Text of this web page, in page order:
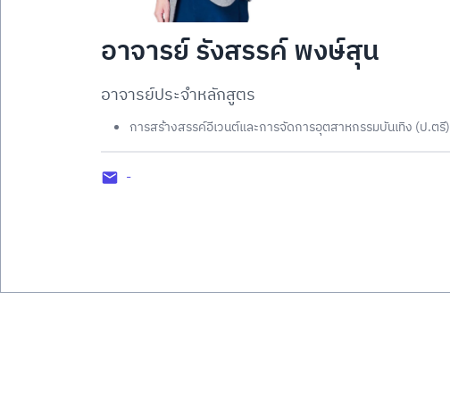
อาจารย์ รังสรรค์ พงษ์สุน
อาจารย์ประจำหลักสูตร
การสร้างสรรค์อีเวนต์และการจัดการอุตสาหกรรมบันเทิง (ป.ตรี)
-